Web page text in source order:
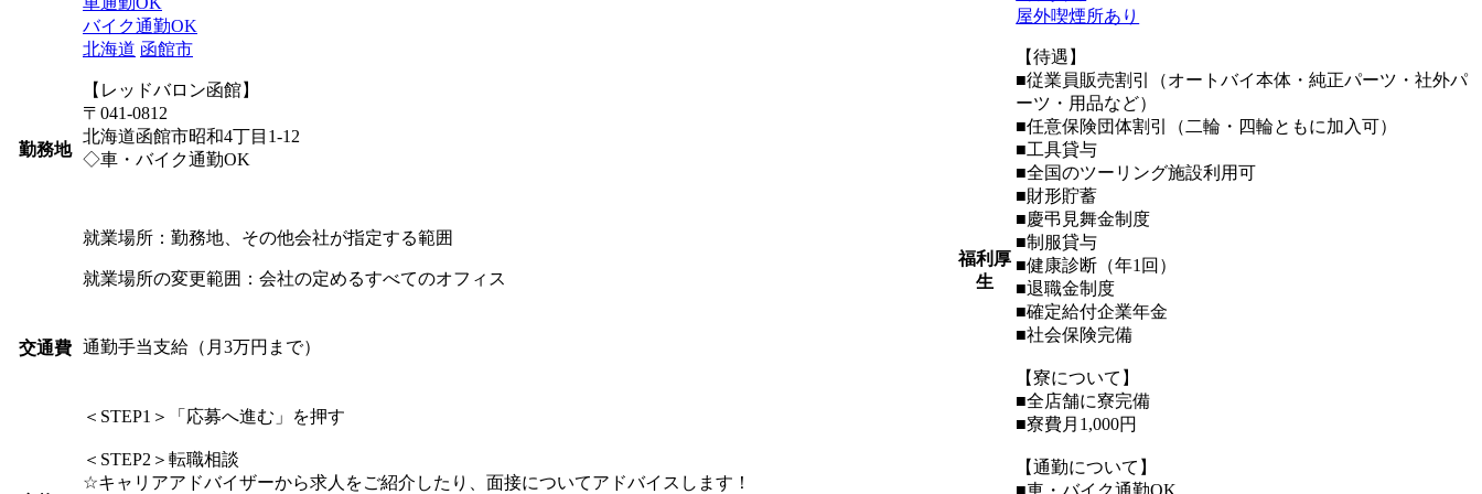
勤務地
バイク通勤OK
北海道 函館市
【レッドバロン函館】
〒041-0812
北海道函館市昭和4丁目1-12
◇車・バイク通勤OK
就業場所：勤務地、その他会社が指定する範囲
就業場所の変更範囲：会社の定めるすべてのオフィス
交通費 通勤手当支給（月3万円まで）
＜STEP1＞「応募へ進む」を押す
＜STEP2＞転職相談
☆キャリアアドバイザーから求人をご紹介したり、面接についてアドバイスします！
福利厚
生
屋外喫煙所あり
【待遇】
■従業員販売割引（オートバイ本体・純正パーツ・社外パ
ーツ・用品など）
■任意保険団体割引（二輪・四輪ともに加入可）
■工具貸与
■全国のツーリング施設利用可
■財形貯蓄
■慶弔見舞金制度
■制服貸与
■健康診断（年1回）
■退職金制度
■確定給付企業年金
■社会保険完備
【寮について】
■全店舗に寮完備
■寮費月1,000円
【通勤について】